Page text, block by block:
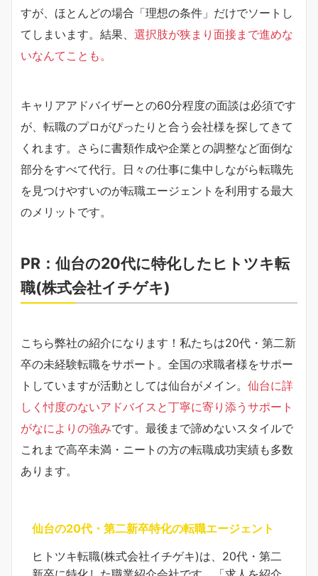
すが、ほとんどの場合「理想の条件」だけでソートし
てしまいます。結果、 選択肢が狭まり面接まで進めな
いなんてことも。
キャリアアドバイザーとの60分程度の面談は必須です
が、転職のプロがぴったりと合う会社様を探してきて
くれます。さらに書類作成や企業との調整など面倒な
部分をすべて代行。日々の仕事に集中しながら転職先
を見つけやすいのが転職エージェントを利用する最大
のメリットです。
PR：仙台の20代に特化したヒトツキ転
職(株式会社イチゲキ)
こちら弊社の紹介になります！私たちは20代・第二新
卒の未経験転職をサポート。全国の求職者様をサポー
トしていますが活動としては仙台がメイン。 仙台に詳
しく忖度のないアドバイスと丁寧に寄り添うサポート
がなによりの強みです。最後まで諦めないスタイルで
これまで高卒未満・ニートの方の転職成功実績も多数
あります。
仙台の20代・第二新卒特化の転職エージェント
ヒトツキ転職(株式会社イチゲキ)は、20代・第二